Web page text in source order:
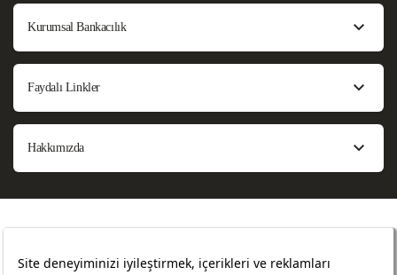
Kurumsal Bankacılık
Faydalı Linkler
Hakkımızda
Bilgi Toplumu Hizmetleri Sözleşmeler ve Formlar
Sıkça Sorulan Sorular Site Haritası